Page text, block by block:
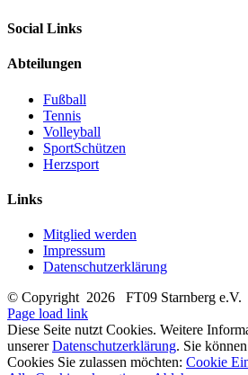
Social Links
Abteilungen
Fußball
Tennis
Volleyball
SportSchützen
Herzsport
Links
Mitglied werden
Impressum
Datenschutzerklärung
© Copyright 2026 FT09 Starnberg e.V.
Page load link
Diese Seite nutzt Cookies. Weitere
unsererDatenschutzerklärung. Sie
Cookies Sie zulassen möchten: Cookie